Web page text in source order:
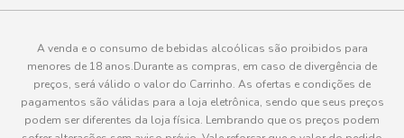
A venda e o consumo de bebidas alcoólicas são proibidos para
menores de 18 anos.Durante as compras, em caso de divergência de
preços, será válido o valor do Carrinho. As ofertas e condições de
pagamentos são válidas para a loja eletrônica, sendo que seus preços
podem ser diferentes da loja física. Lembrando que os preços podem